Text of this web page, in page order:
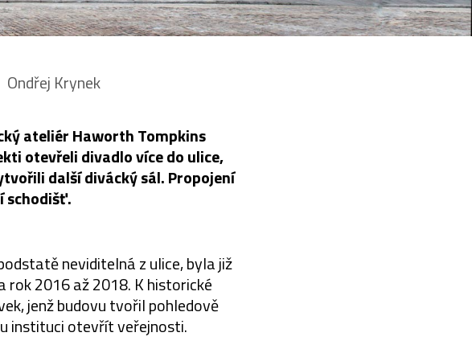
Ondřej Krynek
ateliér Haworth Tompkins
otevřeli divadlo více do ulice,
další divácký sál. Propojení
schodišť.
neviditelná z ulice, byla již
rok 2016 až 2018. K historické
jenž budovu tvořil pohledově
instituci otevřít veřejnosti.